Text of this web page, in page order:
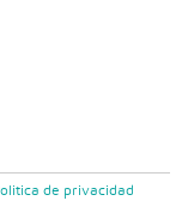
de privacidad